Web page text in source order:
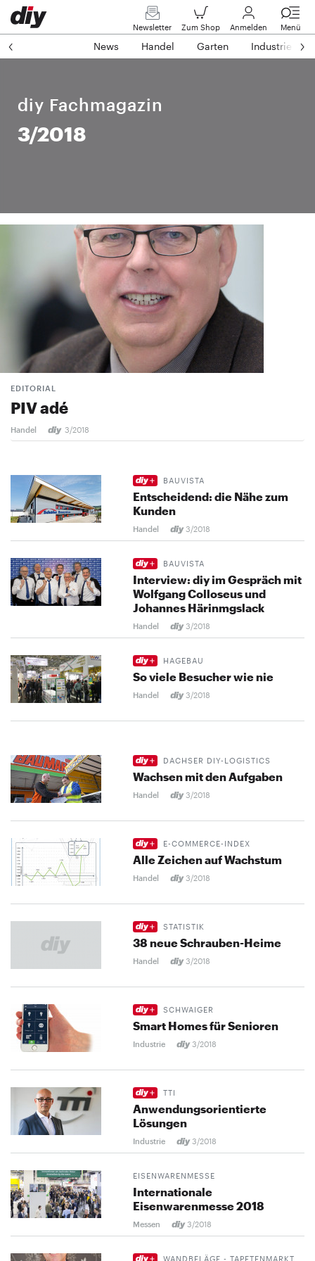
Newsletter Zum Shop Anmelden Menü
News Handel Garten Industrie
diy Fachmagazin
3/2018
EDITORIAL
PIV adé
Handel 3/2018
BAUVISTA
Entscheidend: die Nähe zum
Kunden
Handel 3/2018
BAUVISTA
Interview: diy im Gespräch mit
Wolfgang Colloseus und
Johannes Härinmgslack
Handel 3/2018
HAGEBAU
So viele Besucher wie nie
Handel 3/2018
DACHSER DIY-LOGISTICS
Wachsen mit den Aufgaben
Handel 3/2018
E-COMMERCE-INDEX
Alle Zeichen auf Wachstum
Handel 3/2018
STATISTIK
38 neue Schrauben-Heime
Handel 3/2018
SCHWAIGER
Smart Homes für Senioren
Industrie 3/2018
TTI
Anwendungsorientierte
Lösungen
Industrie 3/2018
EISENWARENMESSE
Internationale
Eisenwarenmesse 2018
Messen 3/2018
WANDBELÄGE - TAPETENMARKT